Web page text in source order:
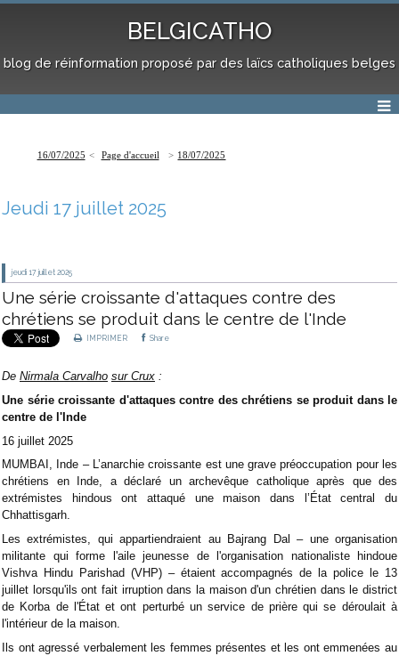
BELGICATHO
blog de réinformation proposé par des laïcs catholiques belges
16/07/2025 Page d'accueil 18/07/2025
Jeudi 17 juillet 2025
jeudi 17 juillet 2025
Une série croissante d'attaques contre des
chrétiens se produit dans le centre de l'Inde
IMPRIMER Share
De Nirmala Carvalho sur Crux :
Une série croissante d'attaques contre des chrétiens se produit dans le
centre de l'Inde
16 juillet 2025
MUMBAI, Inde – L’anarchie croissante est une grave préoccupation pour les
chrétiens en Inde, a déclaré un archevêque catholique après que des
extrémistes hindous ont attaqué une maison dans l’État central du
Chhattisgarh.
Les extrémistes, qui appartiendraient au Bajrang Dal – une organisation
militante qui forme l'aile jeunesse de l'organisation nationaliste hindoue
Vishva Hindu Parishad (VHP) – étaient accompagnés de la police le 13
juillet lorsqu'ils ont fait irruption dans la maison d'un chrétien dans le district
de Korba de l'État et ont perturbé un service de prière qui se déroulait à
l'intérieur de la maison.
Ils ont agressé verbalement les femmes présentes et les ont emmenées au